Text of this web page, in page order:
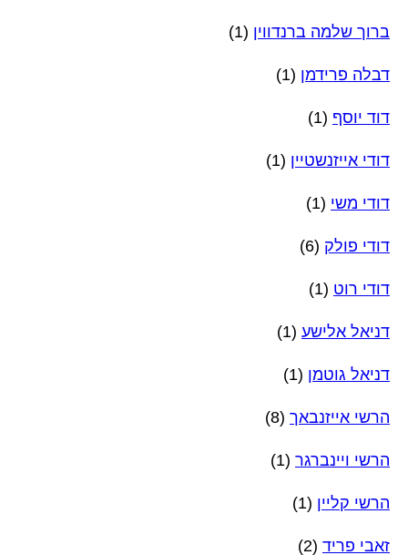
ברוך שלמה ברנדווין (1)
דבלה פרידמן (1)
דוד יוסף (1)
דודי אייזנשטיין (1)
דודי משי (1)
דודי פולק (6)
דודי רוט (1)
דניאל אלישע (1)
דניאל גוטמן (1)
הרשי אייזנבאך (8)
הרשי ויינברגר (1)
הרשי קליין (1)
זאבי פריד (2)